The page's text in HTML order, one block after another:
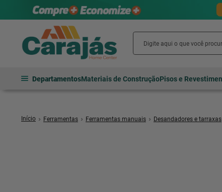
DepartamentosMateriais de ConstruçãoPisos e
Ferramentas Ferramentas manuais Desandadores e tarraxas